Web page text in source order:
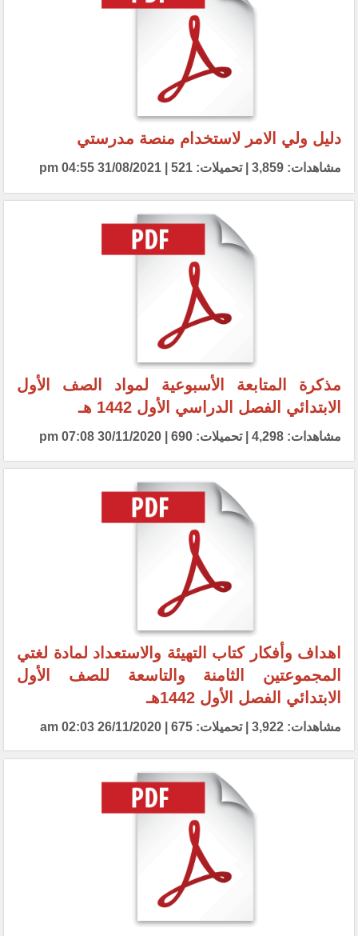
دليل ولي الامر لاستخدام منصة مدرستي
مشاهدات: 3,859 | تحميلات: 521 | 31/08/2021 04:55 pm
مذكرة المتابعة الأسبوعية لمواد الصف الأول
الابتدائي الفصل الدراسي الأول 1442 هـ
مشاهدات: 4,298 | تحميلات: 690 | 30/11/2020 07:08 pm
اهداف وأفكار كتاب التهيئة والاستعداد لمادة لغتي
المجموعتين الثامنة والتاسعة للصف الأول
الابتدائي الفصل الأول 1442هـ
مشاهدات: 3,922 | تحميلات: 675 | 26/11/2020 02:03 am